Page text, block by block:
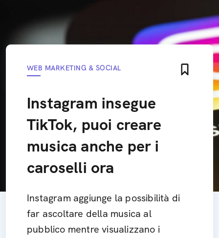
WEB MARKETING & SOCIAL
Instagram insegue
TikTok, puoi creare
musica anche per i
caroselli ora
Instagram aggiunge la possibilità di
far ascoltare della musica al
pubblico mentre visualizzano i